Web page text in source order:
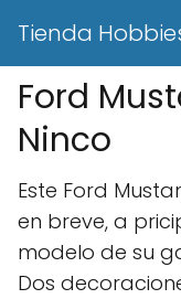
Tienda
Ford
Ninco
Este Ford
en breve, a
modelo de su
Dos